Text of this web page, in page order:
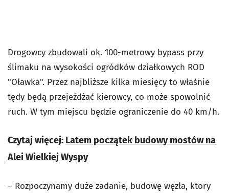
Drogowcy zbudowali ok. 100-metrowy bypass przy
ślimaku na wysokości ogródków działkowych ROD
"Oławka". Przez najbliższe kilka miesięcy to właśnie
tędy będą przejeżdżać kierowcy, co może spowolnić
ruch. W tym miejscu będzie ograniczenie do 40 km/h.
Czytaj więcej: Latem początek budowy mostów na
Alei Wielkiej Wyspy
– Rozpoczynamy duże zadanie, budowę węzła, ktory